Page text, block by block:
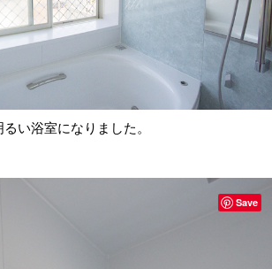
い浴室になりました。
Save